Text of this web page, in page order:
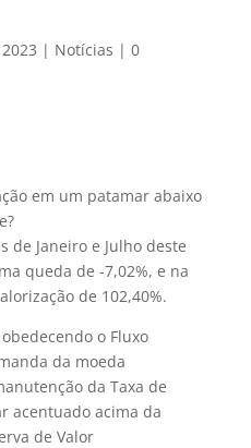
| Notícias | 0
em um patamar abaixo
de Janeiro e Julho deste
queda de -7,02%, e na
de 102,40%.
o Fluxo
da moeda
da Taxa de
acentuado acima da
de Valor